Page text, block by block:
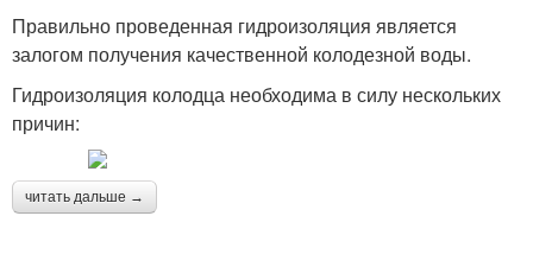
Правильно проведенная гидроизоляция является
залогом получения качественной колодезной воды.
Гидроизоляция колодца необходима в силу нескольких
причин:
читать дальше →